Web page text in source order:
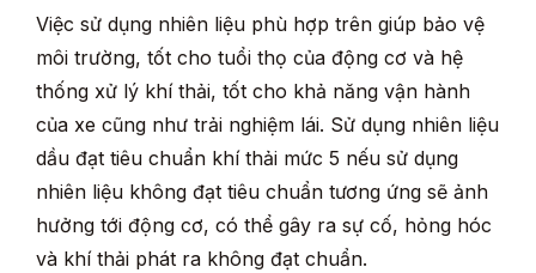
Việc sử dụng nhiên liệu phù hợp trên giúp bảo vệ
môi trường, tốt cho tuổi thọ của động cơ và hệ
thống xử lý khí thải, tốt cho khả năng vận hành
của xe cũng như trải nghiệm lái. Sử dụng nhiên liệu
dầu đạt tiêu chuẩn khí thải mức 5 nếu sử dụng
nhiên liệu không đạt tiêu chuẩn tương ứng sẽ ảnh
hưởng tới động cơ, có thể gây ra sự cố, hỏng hóc
và khí thải phát ra không đạt chuẩn.